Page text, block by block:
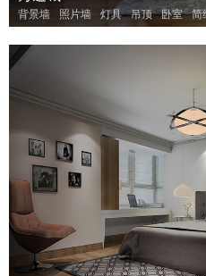
背景墙 照片墙 灯具 吊顶 卧室 简